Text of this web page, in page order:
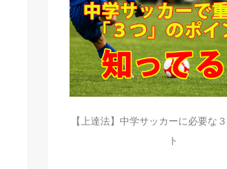
【上達法】中学サッカーに必要な
ト